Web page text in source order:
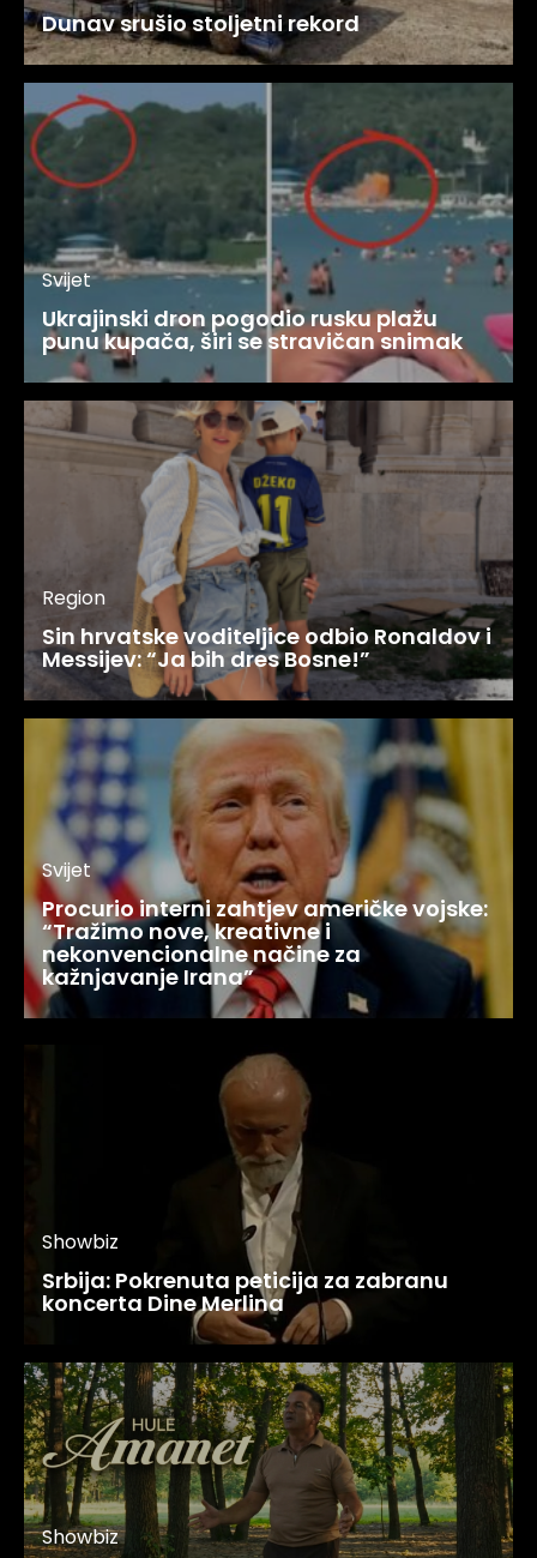
Dunav srušio stoljetni rekord
Svijet
Ukrajinski dron pogodio rusku plažu
punu kupača, širi se stravičan snimak
Region
Sin hrvatske voditeljice odbio Ronaldov i
Messijev: “Ja bih dres Bosne!”
Svijet
Procurio interni zahtjev američke vojske:
“Tražimo nove, kreativne i
nekonvencionalne načine za
kažnjavanje Irana”
Showbiz
Srbija: Pokrenuta peticija za zabranu
koncerta Dine Merlina
Showbiz